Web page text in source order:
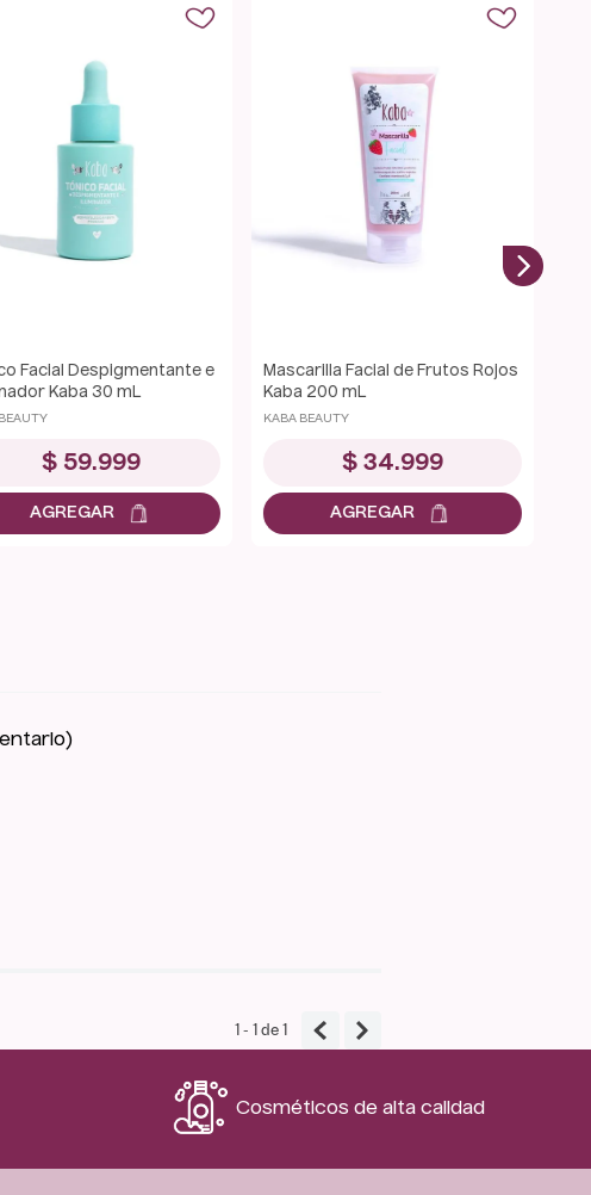
Facial de Banano Kaba
$ 34.999
Parches de Rescate SOS Kaba
KABA BEAUTY
$ 24.999
1 - 1de 1
Cosméticos de alta calidad